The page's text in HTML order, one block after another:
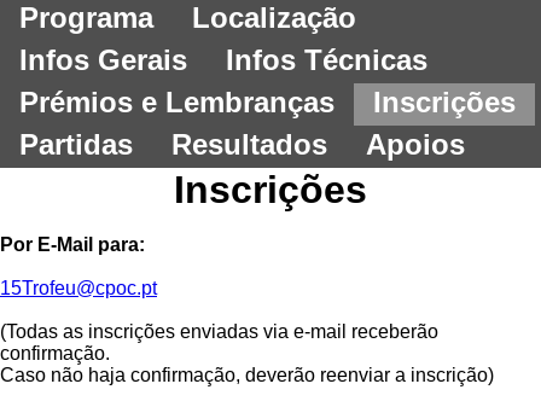
Programa
Localização
Infos Gerais
Infos Técnicas
Prémios e Lembranças
Inscrições
Partidas
Resultados Apoios
Inscrições
Por E-Mail para:
15Trofeu@cpoc.pt
(Todas as inscrições enviadas via e-mail receberão
confirmação.
Caso não haja confirmação, deverão reenviar a inscrição)